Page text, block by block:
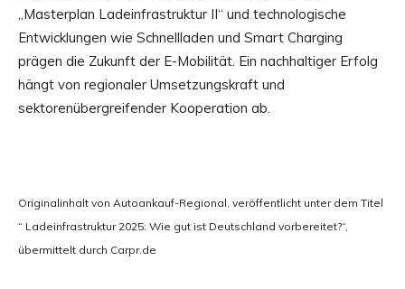
„Masterplan Ladeinfrastruktur II“ und technologische
Entwicklungen wie Schnellladen und Smart Charging
prägen die Zukunft der E-Mobilität. Ein nachhaltiger Erfolg
hängt von regionaler Umsetzungskraft und
sektorenübergreifender Kooperation ab.
Originalinhalt von Autoankauf-Regional, veröffentlicht unter dem Titel
“ Ladeinfrastruktur 2025: Wie gut ist Deutschland vorbereitet?“,
übermittelt durch Carpr.de